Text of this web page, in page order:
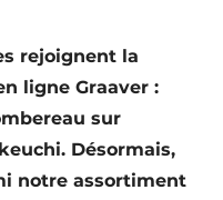
rejoignent la
ligne Graaver :
sur
Désormais,
notre assortiment